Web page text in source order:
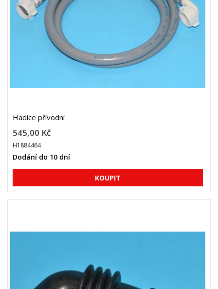
Hadice přívodní
545,00 Kč
H1884464
Dodání do 10 dní